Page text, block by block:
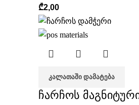
₾2,00
ᲙᲐᲚᲐᲗᲐᲨᲘ ᲓᲐᲛᲐᲢᲔᲑᲐ
ჩარჩოს